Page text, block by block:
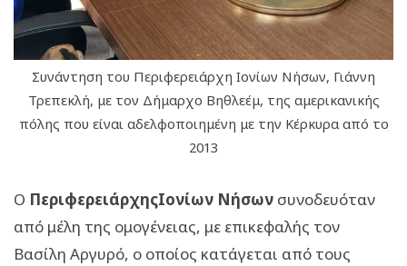
Συνάντηση του Περιφερειάρχη Ιονίων Νήσων, Γιάννη
Τρεπεκλή, με τον Δήμαρχο Βηθλεέμ, της αμερικανικής
πόλης που είναι αδελφοποιημένη με την Κέρκυρα από το
2013
Ο ΠεριφερειάρχηςΙονίων Νήσων συνοδευόταν
από μέλη της ομογένειας, με επικεφαλής τον
Βασίλη Αργυρό, ο οποίος κατάγεται από τους